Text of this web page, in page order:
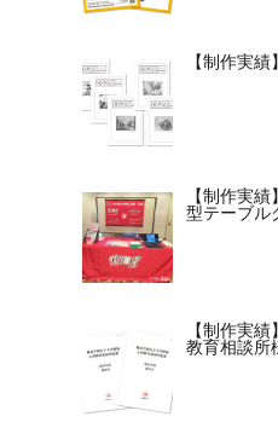
【制作実
【制作実
型テーブル
【制作実
教育相談